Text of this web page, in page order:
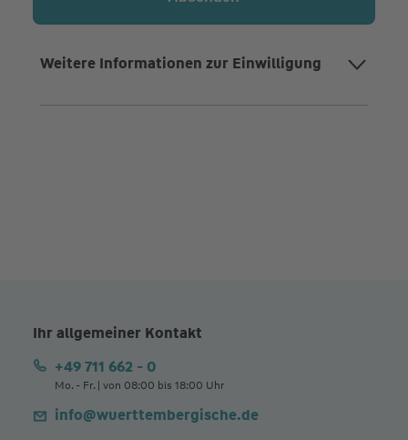
Weitere Informationen zur Einwilligung
Ihr allgemeiner Kontakt
+49 711 662 - 0
Mo. - Fr. | von 08:00 bis 18:00 Uhr
info@wuerttembergische.de